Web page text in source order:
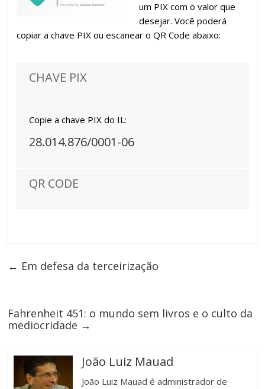
um PIX com o valor que
desejar. Você poderá
copiar a chave PIX ou escanear o QR Code abaixo:
CHAVE PIX
Copie a chave PIX do IL:
28.014.876/0001-06
QR CODE
← Em defesa da terceirização
Fahrenheit 451: o mundo sem livros e o culto da
mediocridade →
João Luiz Mauad
João Luiz Mauad é administrador de